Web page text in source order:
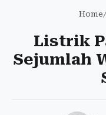
Home
Listrik
Sejumlah